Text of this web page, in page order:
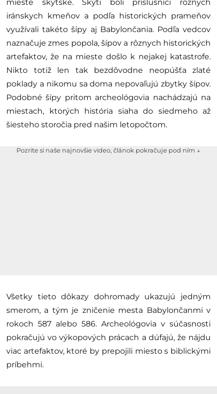
mieste skýtske. Skýti boli príslušníci rôznych
iránskych kmeňov a podľa historických prameňov
využívali takéto šípy aj Babylončania. Podľa vedcov
naznačuje zmes popola, šípov a rôznych historických
artefaktov, že na mieste došlo k nejakej katastrofe.
Nikto totiž len tak bezdôvodne neopúšťa zlaté
poklady a nikomu sa doma nepovaľujú zbytky šípov.
Podobné šípy pritom archeológovia nachádzajú na
miestach, ktorých história siaha do siedmeho až
šiesteho storočia pred našim letopočtom.
Pozrite si naše najnovšie video, článok pokračuje pod ním ↓
Všetky tieto dôkazy dohromady ukazujú jedným
smerom, a tým je zničenie mesta Babylončanmi v
rokoch 587 alebo 586. Archeológovia v súčasnosti
pokračujú vo výkopových prácach a dúfajú, že nájdu
viac artefaktov, ktoré by prepojili miesto s biblickými
príbehmi.